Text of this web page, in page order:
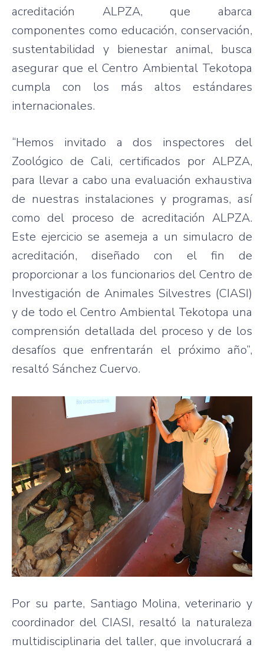
acreditación ALPZA, que abarca
componentes como educación, conservación,
sustentabilidad y bienestar animal, busca
asegurar que el Centro Ambiental Tekotopa
cumpla con los más altos estándares
internacionales.
“Hemos invitado a dos inspectores del
Zoológico de Cali, certificados por ALPZA,
para llevar a cabo una evaluación exhaustiva
de nuestras instalaciones y programas, así
como del proceso de acreditación ALPZA.
Este ejercicio se asemeja a un simulacro de
acreditación, diseñado con el fin de
proporcionar a los funcionarios del Centro de
Investigación de Animales Silvestres (CIASI)
y de todo el Centro Ambiental Tekotopa una
comprensión detallada del proceso y de los
desafíos que enfrentarán el próximo año”,
resaltó Sánchez Cuervo.
Por su parte, Santiago Molina, veterinario y
coordinador del CIASI, resaltó la naturaleza
multidisciplinaria del taller, que involucrará a